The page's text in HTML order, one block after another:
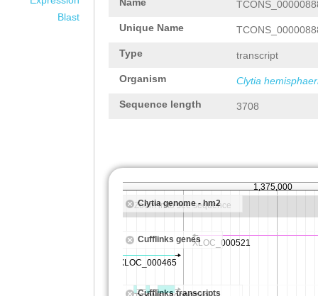
Blast
Unique Name
Type transcript
Organism Clytia
Sequence length 3708